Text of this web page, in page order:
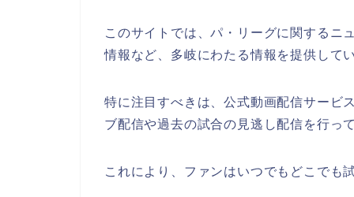
このサイトでは、パ・リーグに関するニ
情報など、多岐にわたる情報を提供して
特に注目すべきは、公式動画配信サービ
ブ配信や過去の試合の見逃し配信を行っ
これにより、ファンはいつでもどこでも